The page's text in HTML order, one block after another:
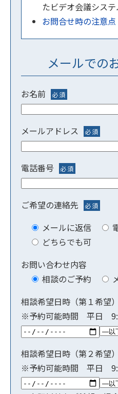
たビデオ会議システ
お問合せ時の注意点
メールでの
お名前 必須
メールアドレス 必須
電話番号 必須
ご希望の連絡先 必須
メールに返信
どちらでも可
お問い合わせ内容
相談のご予約
相談希望日時（第１希望）
※予約可能時間 平日
相談希望日時（第２希望）
※予約可能時間 平日